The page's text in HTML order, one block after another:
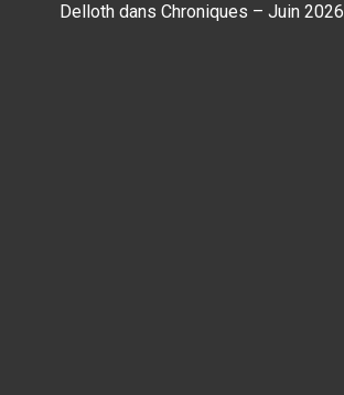
Delloth dans Chroniques – Juin 2026